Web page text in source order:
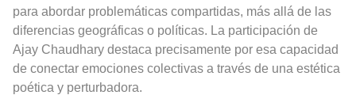
para abordar problemáticas compartidas, más allá de las
diferencias geográficas o políticas. La participación de
Ajay Chaudhary destaca precisamente por esa capacidad
de conectar emociones colectivas a través de una estética
poética y perturbadora.